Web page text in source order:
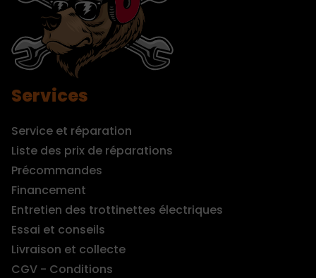
Services
Service et réparation
Liste des prix de réparations
Précommandes
Financement
Entretien des trottinettes électriques
Essai et conseils
Livraison et collecte
CGV - Conditions